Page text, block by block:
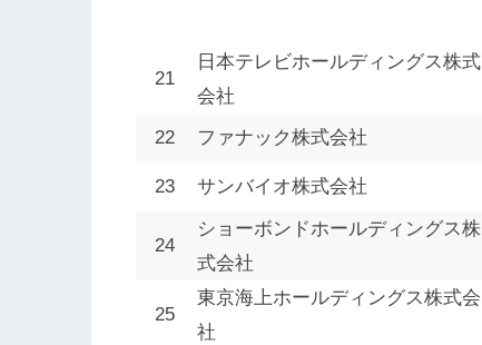
21
日本テレビホールディングス株式
会社
22 ファナック株式会社
23 サンバイオ株式会社
24
ショーボンドホールディングス株
式会社
25
東京海上ホールディングス株式会
社